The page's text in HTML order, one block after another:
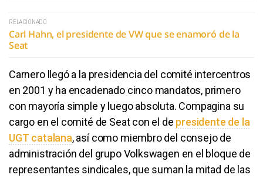
RELACIONADO
Carl Hahn, el presidente de VW que se enamoró de la
Seat
Carnero llegó a la presidencia del comité intercentros
en 2001 y ha encadenado cinco mandatos, primero
con mayoría simple y luego absoluta. Compagina su
cargo en el comité de Seat con el de presidente de la
UGT catalana, así como miembro del consejo de
administración del grupo Volkswagen en el bloque de
representantes sindicales, que suman la mitad de las